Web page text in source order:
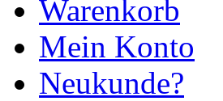
Warenkorb
Mein Konto
Neukunde?